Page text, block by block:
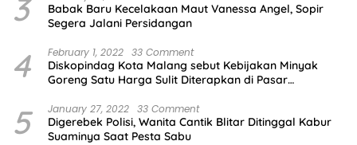
3
Babak Baru Kecelakaan Maut Vanessa Angel, Sopir
Segera Jalani Persidangan
4 February 1, 2022 33 Comment
Diskopindag Kota Malang sebut Kebijakan Minyak
Goreng Satu Harga Sulit Diterapkan di Pasar
5 January 27, 2022 33 Comment
Digerebek Polisi, Wanita Cantik Blitar Ditinggal Kabur
Suaminya Saat Pesta Sabu